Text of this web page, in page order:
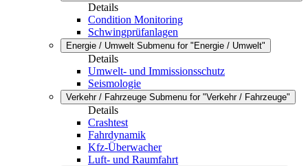
Details
Condition Monitoring
Schwingprüfanlagen
Energie / Umwelt Submenu for "Energie / Umwelt"
Details
Umwelt- und Immissionsschutz
Seismologie
Verkehr / Fahrzeuge Submenu for "Verkehr / Fahrzeuge"
Details
Crashtest
Fahrdynamik
Kfz-Überwacher
Luft- und Raumfahrt